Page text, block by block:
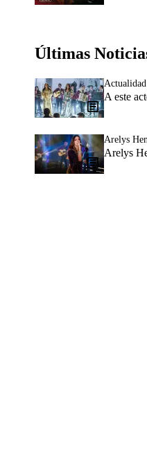
Últimas
Actualidad
A este
Arelys
Arelys